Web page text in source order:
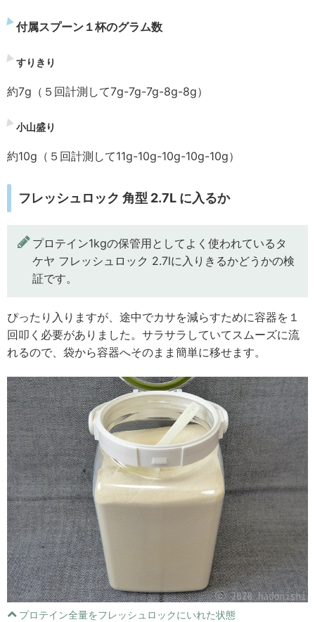
付属スプーン１杯のグラム数
すりきり
約7g（５回計測して7g-7g-7g-8g-8g）
小山盛り
約10g（５回計測して11g-10g-10g-10g-10g）
フレッシュロック 角型 2.7L に入るか
プロテイン1kgの保管用としてよく使われているタ
ケヤ フレッシュロック 2.7lに入りきるかどうかの検
証です。
ぴったり入りますが、途中でカサを減らすために容器を１
回叩く必要がありました。サラサラしていてスムーズに流
れるので、袋から容器へそのまま簡単に移せます。
プロテイン全量をフレッシュロックにいれた状態